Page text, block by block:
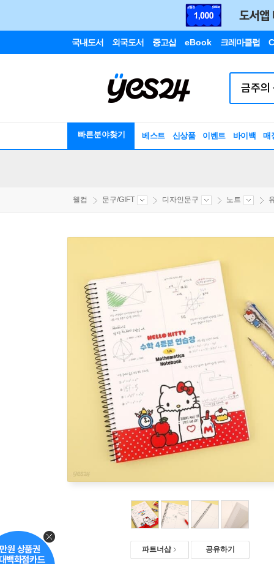
국내도서 외국도서 중고샵 eBook 크레마클럽
빠른분야찾기 베스트 신상품 이벤트 바이백 매
웰컴 문구/GIFT 디자인문구 노트
파트너샵 공유하기